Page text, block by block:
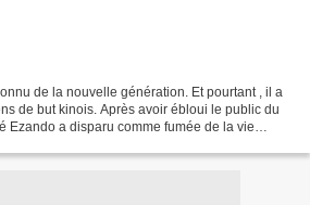
de la nouvelle génération. Et pourtant , il a
de but kinois. Après avoir ébloui le public du
Ezando a disparu comme fumée de la vie